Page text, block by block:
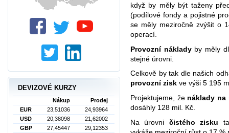
když by měly být taženy
(podílové fondy a pojistné
se měly meziročně zvýšit o
operací.
Provozní nákladyby měly
stejné úrovni.
Celkově by tak dle našich
provozní zisk ve výši 5 195
Projektujeme, ženáklady na
dosáhly 128 mil. Kč.
Na úrovni čistého zisku
DEVIZOVÉ KURZY
Nákup
Prodej
EUR
23,51036
24,93964
USD
20,38098
21,62002
GBP
27,45447
29,12353